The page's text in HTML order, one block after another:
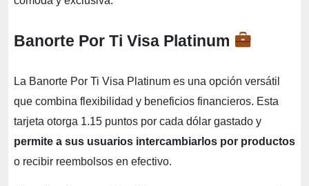
Banorte Por Ti Visa Platinum
La Banorte Por Ti Visa Platinum es una opción versátil
que combina flexibilidad y beneficios financieros. Esta
tarjeta otorga 1.15 puntos por cada dólar gastado y
permite a sus usuarios intercambiarlos por productos
o recibir reembolsos en efectivo.